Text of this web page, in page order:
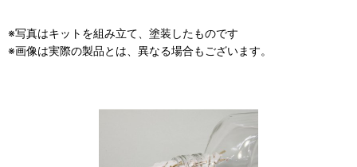
※写真はキットを組み立て、塗装したものです
※画像は実際の製品とは、異なる場合もございます。